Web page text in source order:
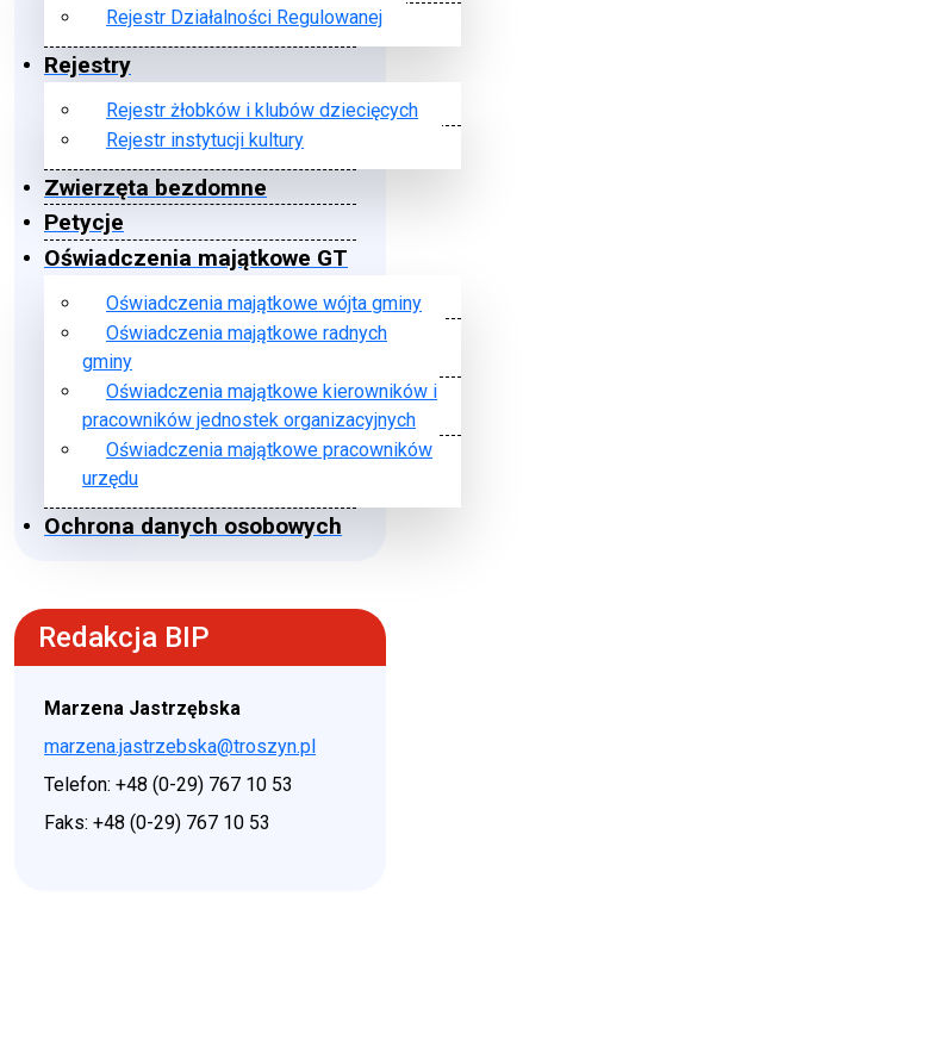
Rejestr Działalności Regulowanej
Rejestry
Rejestr żłobków i klubów dziecięcych
Rejestr instytucji kultury
Zwierzęta bezdomne
Petycje
Oświadczenia majątkowe GT
Oświadczenia majątkowe wójta gminy
Oświadczenia majątkowe radnych
gminy
Oświadczenia majątkowe kierowników i
pracowników jednostek organizacyjnych
Oświadczenia majątkowe pracowników
urzędu
Ochrona danych osobowych
Redakcja BIP
Marzena Jastrzębska
marzena.jastrzebska@troszyn.pl
Telefon: +48 (0-29) 767 10 53
Faks: +48 (0-29) 767 10 53